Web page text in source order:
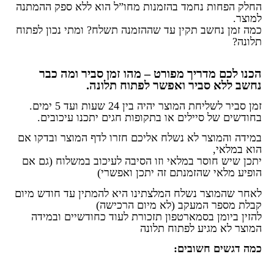
החלק הפחות נחמד בהזמנות מחו”ל הוא ללא ספק ההמתנה
למוצר.
כמה זמן נחשב תקין עד שההזמנה תשלח? ומתי נכון לפתוח
תלונה?
הכנו לכם מדריך מפורט – מהו זמן סביר ומה כבר
נחשב ללא סביר ואפשר לפתוח תלונה.
זמן סביר לשליחת המוצר יהיה בין 24 שעות ועד 5 ימים.
בחודשים של סיילים או בתקופות חגים יתכנו עיכובים.
במידה והמוצר לא נשלח אליכם חזרו לדף המוצר ובדקו אם
הוא במלאי,
יתכן שיש חוסר במלאי וזו הסיבה לעיכוב במשלוח (גם אם
הופיע מלאי שהזמנתם זה יתכן ואפשרי)
לאחר שהמוצר נשלח המלצתינו היא להמתין עד חודש מיום
קבלת מספר המעקב (לא מיום הרכישה)
להזין ביומן בסמארטפון תזכורת לעוד כחודשיים ובמידה
המוצר לא מגיע לפתוח תלונה
כמה דגשים חשובים: